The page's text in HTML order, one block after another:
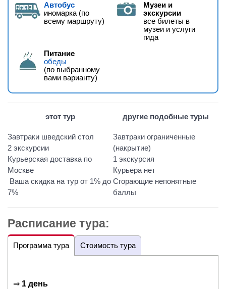
Автобус
иномарка (по
всему маршруту)
Музеи и
экскурсии
все билеты в
музеи и услуги
гида
Питание
обеды
(по выбранному
вами варианту)
этот тур
Завтраки шведский стол
2 экскурсии
Курьерская доставка по
Москве
Ваша скидка на тур от 1% до
7%
другие подобные туры
Завтраки ограниченные
(накрытие)
1 экскурсия
Курьера нет
Сгорающие непонятные
баллы
Расписание тура:
Программа тура Стоимость тура
⇒ 1 день